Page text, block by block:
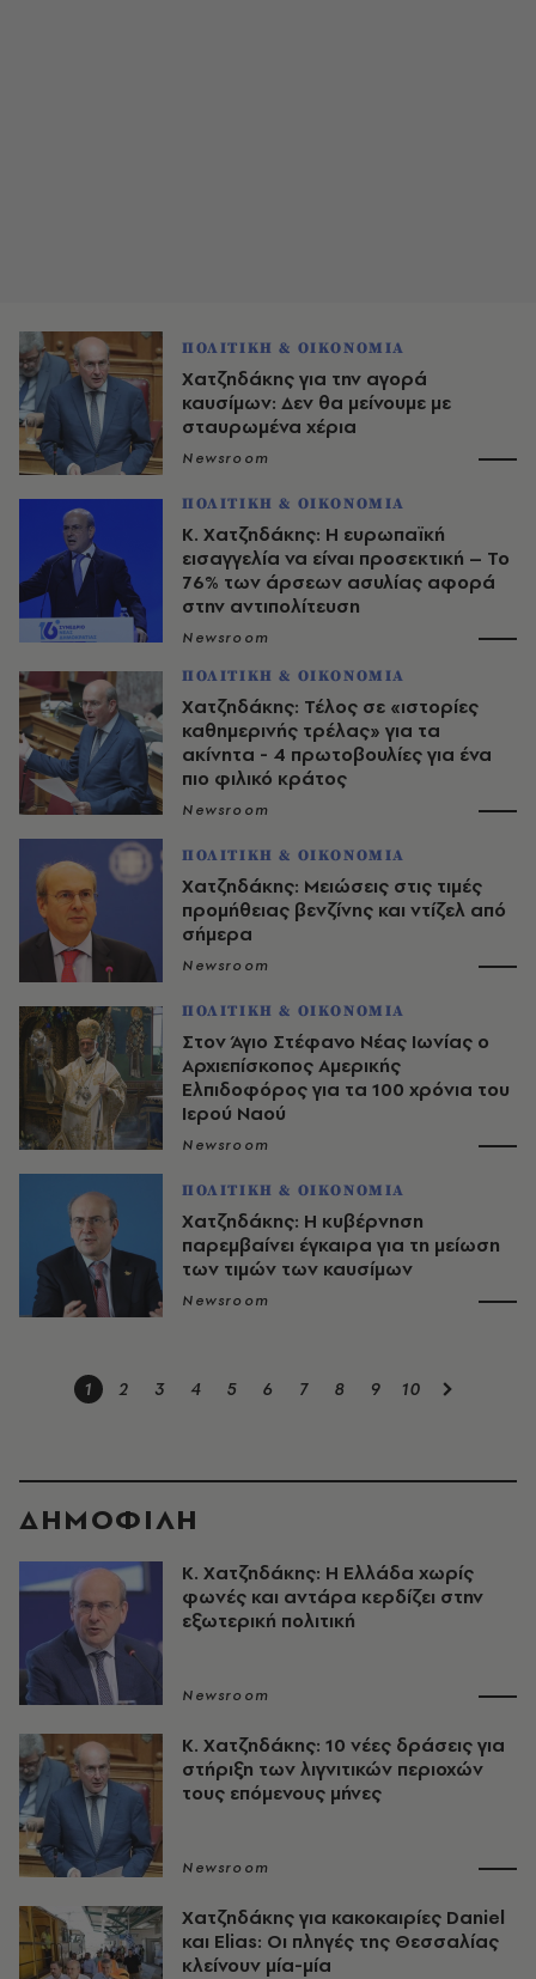
ΠΟΛΙΤΙΚΗ & ΟΙΚΟΝΟΜΙΑ
Χατζηδάκης για την αγορά
καυσίμων: Δεν θα μείνουμε με
σταυρωμένα χέρια
Newsroom
ΠΟΛΙΤΙΚΗ & ΟΙΚΟΝΟΜΙΑ
Κ. Χατζηδάκης: Η ευρωπαϊκή
εισαγγελία να είναι προσεκτική – Το
76% των άρσεων ασυλίας αφορά
στην αντιπολίτευση
Newsroom
ΠΟΛΙΤΙΚΗ & ΟΙΚΟΝΟΜΙΑ
Χατζηδάκης: Τέλος σε «ιστορίες
καθημερινής τρέλας» για τα
ακίνητα - 4 πρωτοβουλίες για ένα
πιο φιλικό κράτος
Newsroom
ΠΟΛΙΤΙΚΗ & ΟΙΚΟΝΟΜΙΑ
Χατζηδάκης: Μειώσεις στις τιμές
προμήθειας βενζίνης και ντίζελ από
σήμερα
Newsroom
ΠΟΛΙΤΙΚΗ & ΟΙΚΟΝΟΜΙΑ
Στον Άγιο Στέφανο Νέας Ιωνίας ο
Αρχιεπίσκοπος Αμερικής
Ελπιδοφόρος για τα 100 χρόνια του
Ιερού Ναού
Newsroom
ΠΟΛΙΤΙΚΗ & ΟΙΚΟΝΟΜΙΑ
Χατζηδάκης: Η κυβέρνηση
παρεμβαίνει έγκαιρα για τη μείωση
των τιμών των καυσίμων
Newsroom
1 2 3 4 5 6 7 8 9 10
ΔΗΜΟΦΙΛΗ
Κ. Χατζηδάκης: Η Ελλάδα χωρίς
φωνές και αντάρα κερδίζει στην
εξωτερική πολιτική
Newsroom
Κ. Χατζηδάκης: 10 νέες δράσεις για
στήριξη των λιγνιτικών περιοχών
τους επόμενους μήνες
Newsroom
Χατζηδάκης για κακοκαιρίες Daniel
και Elias: Οι πληγές της Θεσσαλίας
κλείνουν μία-μία